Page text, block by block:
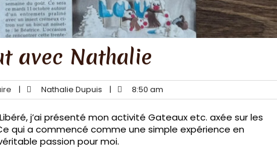
avec Nathalie
| Nathalie Dupuis | 8:50 am
j’ai présenté mon activité Gateaux etc. axée sur les
qui a commencé comme une simple expérience en
passion pour moi.